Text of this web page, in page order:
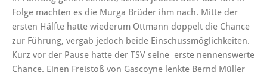
Folge machten es die Murga Brüder ihm nach. Mitte der
ersten Hälfte hatte wiederum Ottmann doppelt die Chance
zur Führung, vergab jedoch beide Einschussmöglichkeiten.
Kurz vor der Pause hatte der TSV seine erste nennenswerte
Chance. Einen Freistoß von Gascoyne lenkte Bernd Müller